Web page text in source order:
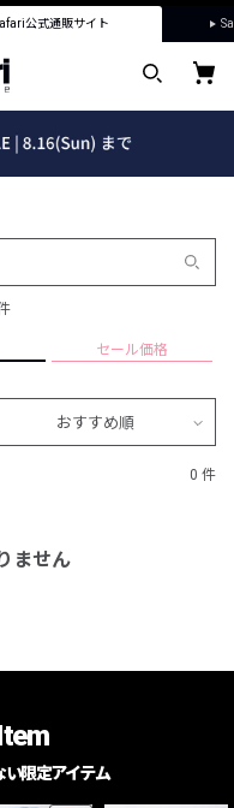
公式通販サイト
セール価格
おすすめ順
0 件
ません
限定アイテム